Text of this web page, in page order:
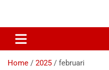
Home 2025 februari